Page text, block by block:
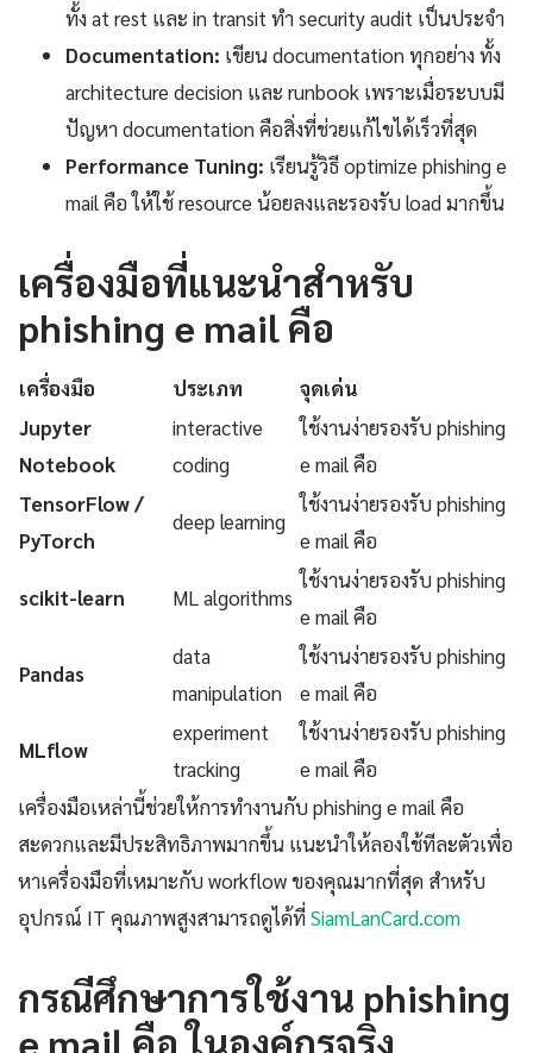
ทั้ง at rest และ in transit ทำ security audit เป็นประจำ
Documentation: เขียน documentation ทุกอย่าง ทั้ง
architecture decision และ runbook เพราะเมื่อระบบมี
ปัญหา documentation คือสิ่งที่ช่วยแก้ไขได้เร็วที่สุด
Performance Tuning: เรียนรู้วิธี optimize phishing e
mail คือ ให้ใช้ resource น้อยลงและรองรับ load มากขึ้น
เครื่องมือที่แนะนำสำหรับ
phishing e mail คือ
เครื่องมือ ประเภท
จุดเด่น
Jupyter
Notebook
interactive
coding
ใช้งานง่ายรองรับ phishing
e mail คือ
TensorFlow /
PyTorch
deep learning
ใช้งานง่ายรองรับ phishing
e mail คือ
scikit-learn ML algorithms
ใช้งานง่ายรองรับ phishing
e mail คือ
Pandas
data
manipulation
ใช้งานง่ายรองรับ phishing
e mail คือ
MLflow
experiment
tracking
ใช้งานง่ายรองรับ phishing
e mail คือ
เครื่องมือเหล่านี้ช่วยให้การทำงานกับ phishing e mail คือ
สะดวกและมีประสิทธิภาพมากขึ้น แนะนำให้ลองใช้ทีละตัวเพื่อ
หาเครื่องมือที่เหมาะกับ workflow ของคุณมากที่สุด สำหรับ
อุปกรณ์ IT คุณภาพสูงสามารถดูได้ที่SiamLanCard.com
กรณีศึกษาการใช้งาน phishing
e mail คือ ในองค์กรจริง